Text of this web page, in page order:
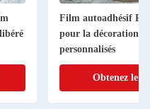
Film autoadhésif
pour la décoration
personnalisés
Obtenez le